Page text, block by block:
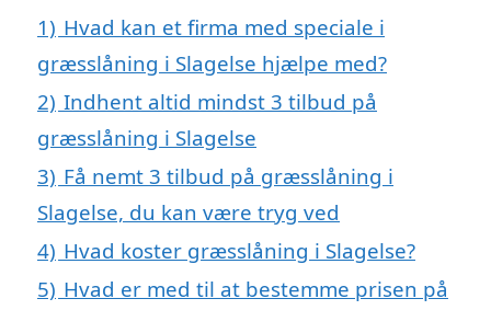
1) Hvad kan et firma med speciale i
græsslåning i Slagelse hjælpe med?
2) Indhent altid mindst 3 tilbud på
græsslåning i Slagelse
3) Få nemt 3 tilbud på græsslåning i
Slagelse, du kan være tryg ved
4) Hvad koster græsslåning i Slagelse?
5) Hvad er med til at bestemme prisen på